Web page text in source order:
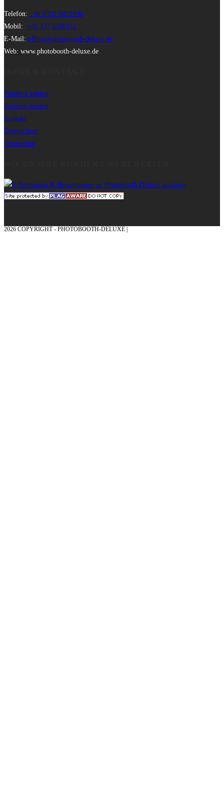
Telefon: +49 9331 8021990
Mobil: +49 177 6506111
E-Mail: office@photobooth-deluxe.de
Web: www.photobooth-deluxe.de
Fotobox kaufen
Fotobox mieten
Kontakt
Datenschutz
Impressum
2026 COPYRIGHT - PHOTOBOOTH-DELUXE |